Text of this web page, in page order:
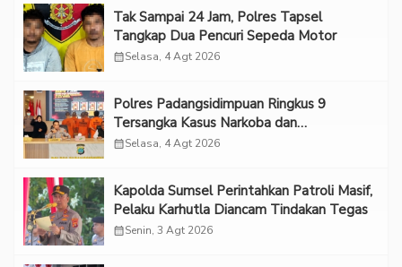
Tak Sampai 24 Jam, Polres Tapsel
Tangkap Dua Pencuri Sepeda Motor
calendar_monthSelasa, 4 Agt 2026
Polres Padangsidimpuan Ringkus 9
Tersangka Kasus Narkoba dan
Penganiayaan
calendar_monthSelasa, 4 Agt 2026
Kapolda Sumsel Perintahkan Patroli Masif,
Pelaku Karhutla Diancam Tindakan Tegas
calendar_monthSenin, 3 Agt 2026